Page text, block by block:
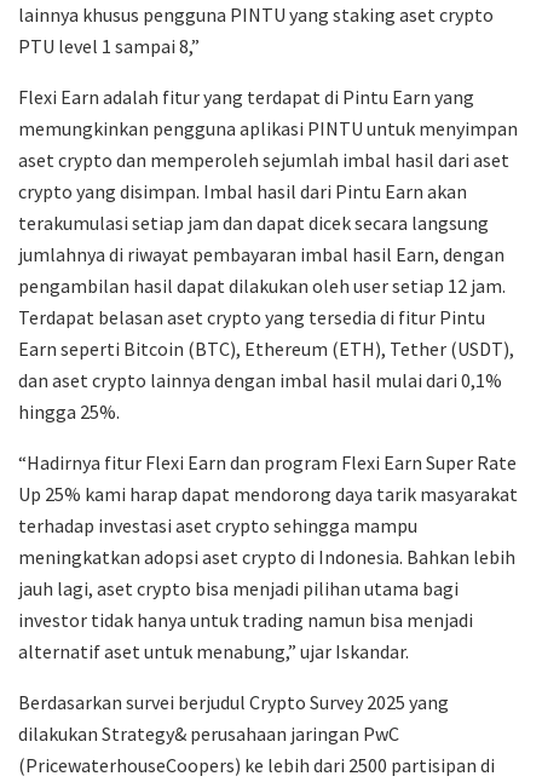
lainnya khusus pengguna PINTU yang staking aset crypto
PTU level 1 sampai 8,”
Flexi Earn adalah fitur yang terdapat di Pintu Earn yang
memungkinkan pengguna aplikasi PINTU untuk menyimpan
aset crypto dan memperoleh sejumlah imbal hasil dari aset
crypto yang disimpan. Imbal hasil dari Pintu Earn akan
terakumulasi setiap jam dan dapat dicek secara langsung
jumlahnya di riwayat pembayaran imbal hasil Earn, dengan
pengambilan hasil dapat dilakukan oleh user setiap 12 jam.
Terdapat belasan aset crypto yang tersedia di fitur Pintu
Earn seperti Bitcoin (BTC), Ethereum (ETH), Tether (USDT),
dan aset crypto lainnya dengan imbal hasil mulai dari 0,1%
hingga 25%.
“Hadirnya fitur Flexi Earn dan program Flexi Earn Super Rate
Up 25% kami harap dapat mendorong daya tarik masyarakat
terhadap investasi aset crypto sehingga mampu
meningkatkan adopsi aset crypto di Indonesia. Bahkan lebih
jauh lagi, aset crypto bisa menjadi pilihan utama bagi
investor tidak hanya untuk trading namun bisa menjadi
alternatif aset untuk menabung,” ujar Iskandar.
Berdasarkan survei berjudul Crypto Survey 2025 yang
dilakukan Strategy& perusahaan jaringan PwC
(PricewaterhouseCoopers) ke lebih dari 2500 partisipan di